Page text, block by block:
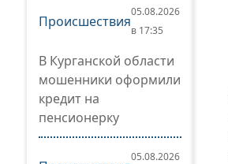
Происшествия
05.08.2026
в 17:35
В Курганской области
мошенники оформили
кредит на
пенсионерку
05.08.2026